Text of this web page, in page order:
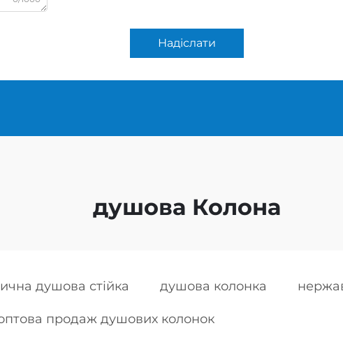
Надіслати
душова Колона
душова стійка душова колонка
продаж душових колонок